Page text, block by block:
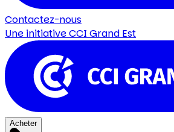
Contactez-nous
Une initiativeCCI Grand Est
Acheter